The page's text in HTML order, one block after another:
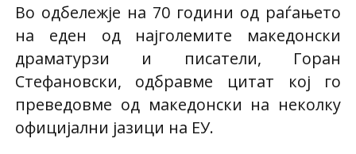
Во одбележје на 70 години од раѓањето
на еден од најголемите македонски
драматурзи и писатели, Горан
Стефановски, одбравме цитат кој го
преведовме од македонски на неколку
официјални јазици на ЕУ.